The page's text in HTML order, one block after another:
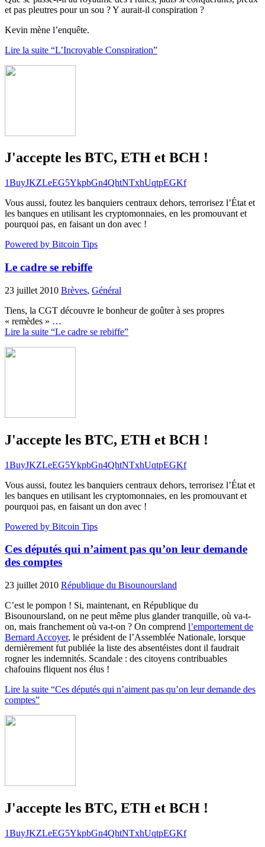
et pas pleutres pour un sou ? Y aurait-il conspiration ?
Kevin mène l’enquête.
Lire la suite “L’Incroyable Conspiration”
J'accepte les BTC, ETH et BCH !
1BuyJKZLeEG5YkpbGn4QhtNTxhUqtpEGKf
Vous aussi, foutez les banquiers centraux dehors, terrorisez l’État et
les banques en utilisant les cryptomonnaies, en les promouvant et
pourquoi pas, en faisant un don avec !
Powered by Bitcoin Tips
Le cadre se rebiffe
23 juillet 2010 Brèves, Général
Tiens, la CGT découvre le bonheur de goûter à ses propres
« remèdes » …
Lire la suite “Le cadre se rebiffe”
J'accepte les BTC, ETH et BCH !
1BuyJKZLeEG5YkpbGn4QhtNTxhUqtpEGKf
Vous aussi, foutez les banquiers centraux dehors, terrorisez l’État et
les banques en utilisant les cryptomonnaies, en les promouvant et
pourquoi pas, en faisant un don avec !
Powered by Bitcoin Tips
Ces députés qui n’aiment pas qu’on leur demande
des comptes
23 juillet 2010 République du Bisounoursland
C’est le pompon ! Si, maintenant, en République du
Bisounoursland, on ne peut même plus glander tranquille, où va-t-
on, mais franchement où va-t-on ? On comprend l’emportement de
Bernard Accoyer, le président de l’Assemblée Nationale, lorsque
dernièrement fut publiée la liste des absentéistes dont il faudrait
rogner les indemnités. Scandale : des citoyens contribuables
chafouins fliquent nos élus !
Lire la suite “Ces députés qui n’aiment pas qu’on leur demande des
comptes”
J'accepte les BTC, ETH et BCH !
1BuyJKZLeEG5YkpbGn4QhtNTxhUqtpEGKf